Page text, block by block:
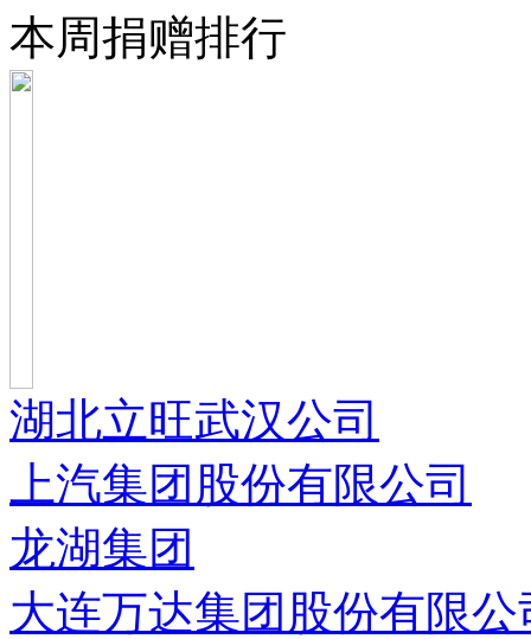
本周捐赠排行
湖北立旺武汉公司
上汽集团股份有限公司
龙湖集团
大连万达集团股份有限公